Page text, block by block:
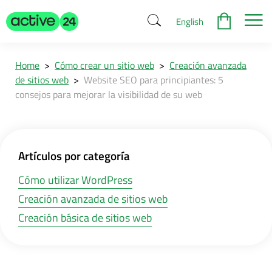
English
Home > Cómo crear un sitio web > Creación avanzada
de sitios web > Website SEO para principiantes: 5
consejos para mejorar la visibilidad de su web
Artículos por categoría
Cómo utilizar WordPress
Creación avanzada de sitios web
Creación básica de sitios web